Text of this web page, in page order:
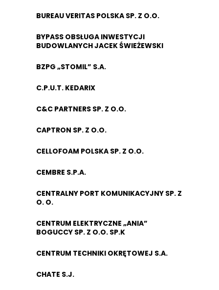
BUREAU VERITAS POLSKA SP. Z O.O.
BYPASS OBSŁUGA INWESTYCJI
BUDOWLANYCH JACEK ŚWIEŻEWSKI
BZPG „STOMIL” S.A.
C.P.U.T. KEDARIX
C&C PARTNERS SP. Z O.O.
CAPTRON SP. Z O.O.
CELLOFOAM POLSKA SP. Z O.O.
CEMBRE S.P.A.
CENTRALNY PORT KOMUNIKACYJNY SP. Z
O. O.
CENTRUM ELEKTRYCZNE „ANIA”
BOGUCCY SP. Z O.O. SP.K
CENTRUM TECHNIKI OKRĘTOWEJ S.A.
CHATE S.J.